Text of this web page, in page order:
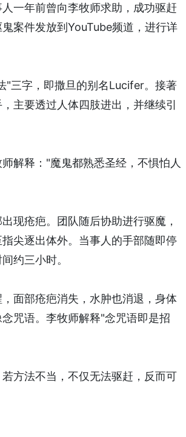
一年前曾向李牧师求助，成功驱赶
案件发放到YouTube频道，进行详
"三字，即撒旦的别名Lucifer。接著
主要透过人体四肢进出，并继续引
解释："魔鬼都熟悉圣经，不惧怕人
现疮疤。团队随后协助进行驱魔，
尖逐出体外。当事人的手部随即停
约三小时。
面部疮疤消失，水肿也消退，身体
咒语。李牧师解释"念咒语即是招
方法不当，不仅无法驱赶，反而可